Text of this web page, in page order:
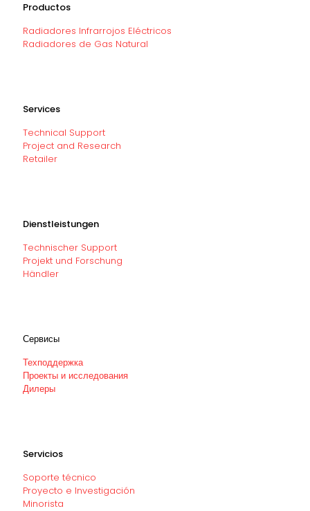
Productos
Radiadores Infrarrojos Eléctricos
Radiadores de Gas Natural
Services
Technical Support
Project and Research
Retailer
Dienstleistungen
Technischer Support
Projekt und Forschung
Händler
Сервисы
Техподдержка
Проекты и исследования
Дилеры
Servicios
Soporte técnico
Proyecto e Investigación
Minorista